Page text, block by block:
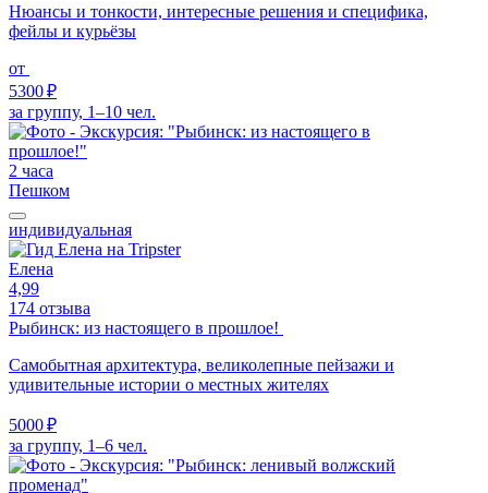
Нюансы и тонкости, интересные решения и специфика,
фейлы и курьёзы
от
5300 ₽
за группу, 1–10 чел.
2 часа
Пешком
индивидуальная
Елена
4,99
174 отзыва
Рыбинск: из настоящего в прошлое!
Самобытная архитектура, великолепные пейзажи и
удивительные истории о местных жителях
5000 ₽
за группу, 1–6 чел.